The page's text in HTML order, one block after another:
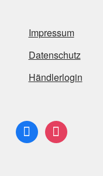
Impressum
Datenschutz
Händlerlogin